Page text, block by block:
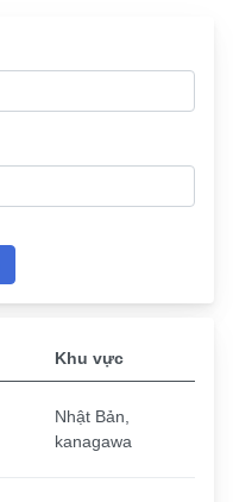
Khu vực
Nhật Bản,
kanagawa